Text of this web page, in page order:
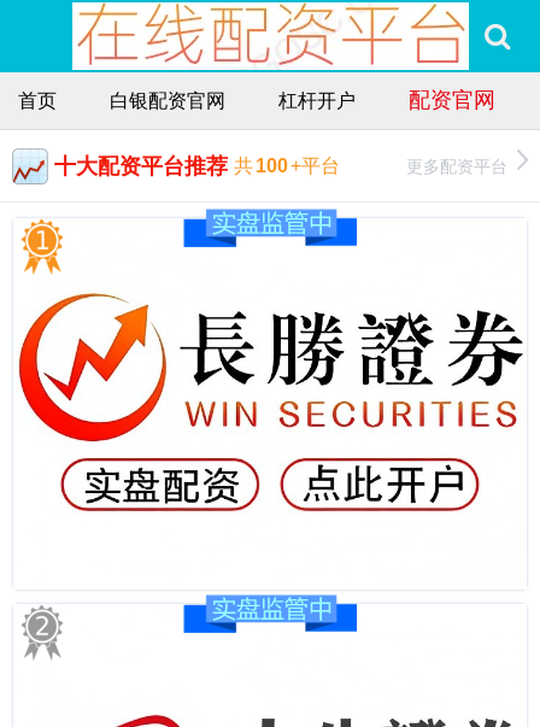
首页 白银配资官网 杠杆开户 配资官网
十大配资平台推荐 共100+平台 更多配资平台